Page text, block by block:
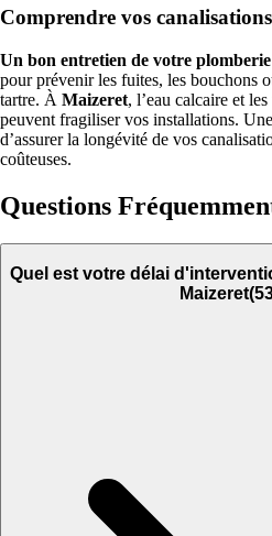
Comprendre vos
Un bon entretien de votre
pour prévenir les fuites, les bouchons
tartre. À Maizeret, l’eau calcaire et
peuvent fragiliser vos installations.
d’assurer la longévité de vos
coûteuses.
Questions
Quel est votre délai